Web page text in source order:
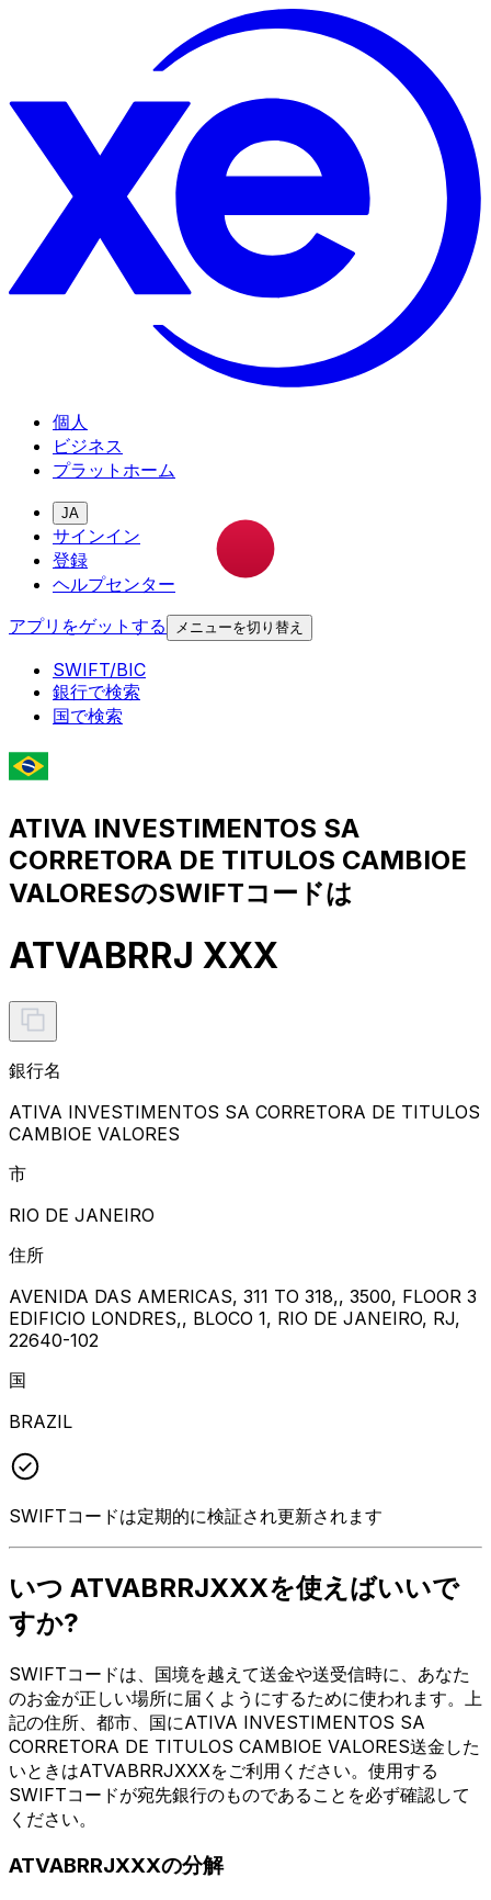
個人
ビジネス
プラットホーム
JA
サインイン
登録
ヘルプセンター
アプリをゲットする
メニューを切り替え
SWIFT/BIC
銀行で検索
国で検索
ATIVA INVESTIMENTOS SA
CORRETORA DE TITULOS CAMBIOE
VALORESのSWIFTコードは
ATVABRRJ XXX
銀行名
ATIVA INVESTIMENTOS SA CORRETORA DE TITULOS
CAMBIOE VALORES
市
RIO DE JANEIRO
住所
AVENIDA DAS AMERICAS, 311 TO 318,, 3500, FLOOR 3
EDIFICIO LONDRES,, BLOCO 1, RIO DE JANEIRO, RJ,
22640-102
国
BRAZIL
SWIFTコードは定期的に検証され更新されます
いつ ATVABRRJXXXを使えばいいで
すか?
SWIFTコードは、国境を越えて送金や送受信時に、あなた
のお金が正しい場所に届くようにするために使われます。上
記の住所、都市、国にATIVA INVESTIMENTOS SA
CORRETORA DE TITULOS CAMBIOE VALORES送金した
いときはATVABRRJXXXをご利用ください。使用する
SWIFTコードが宛先銀行のものであることを必ず確認して
ください。
ATVABRRJXXXの分解